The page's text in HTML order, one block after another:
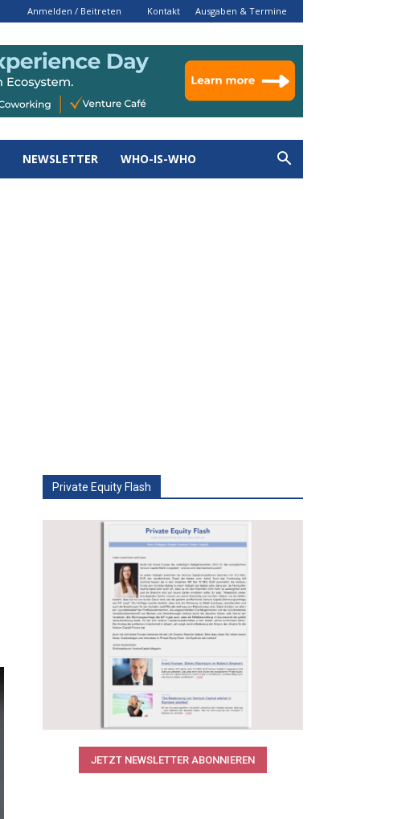
Anmelden / Beitreten Kontakt Ausgaben & Termine
NEWSLETTER WHO-IS-WHO
Private Equity Flash
JETZT NEWSLETTER ABONNIEREN